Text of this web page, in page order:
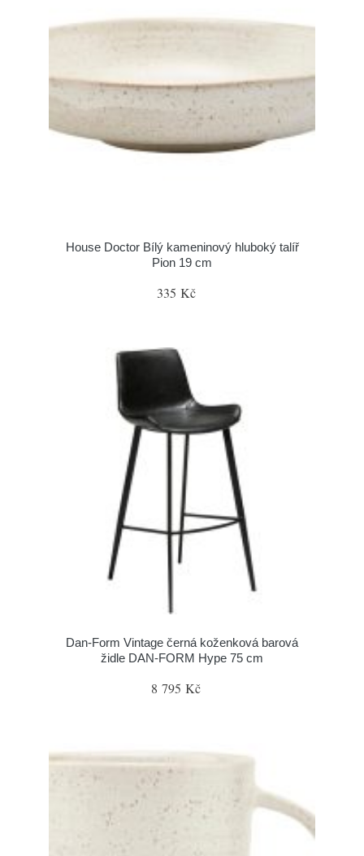
House Doctor Bílý kameninový hluboký talíř
Pion 19 cm
335 Kč
​​​​​Dan-Form Vintage černá koženková barová
židle DAN-FORM Hype 75 cm
8 795 Kč